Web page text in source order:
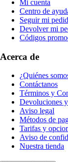
Mi cuenta
Centro de
Seguir mi
Devolver mi
Códigos
Acerca de
¿Quiénes
Contáctanos
Términos y
Devoluciones
Aviso legal
Métodos de
Tarifas y
Aviso de
Nuestra tienda